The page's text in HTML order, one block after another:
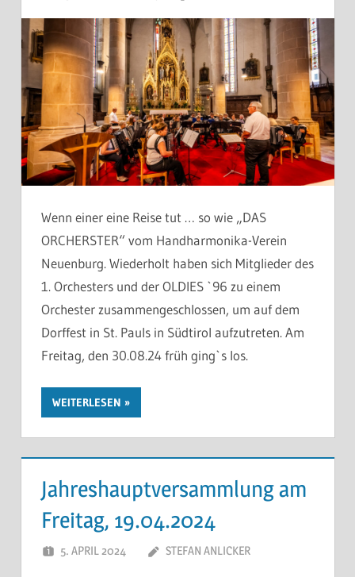
Wenn einer eine Reise tut … so wie „DAS
ORCHERSTER“ vom Handharmonika-Verein
Neuenburg. Wiederholt haben sich Mitglieder des
1. Orchesters und der OLDIES `96 zu einem
Orchester zusammengeschlossen, um auf dem
Dorffest in St. Pauls in Südtirol aufzutreten. Am
Freitag, den 30.08.24 früh ging`s los.
WEITERLESEN
Jahreshauptversammlung am
Freitag, 19.04.2024
5. APRIL 2024 STEFAN ANLICKER